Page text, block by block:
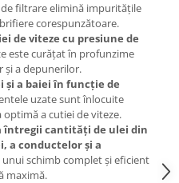
de filtrare elimină impuritățile
corespunzătoare.
de viteze cu presiune de
este curățat în profunzime
și a depunerilor.
a baiei în funcție de
uzate sunt înlocuite
a cutiei de viteze.
întregii cantități de ulei din
a conductelor și a
unui schimb complet și eficient
maximă.